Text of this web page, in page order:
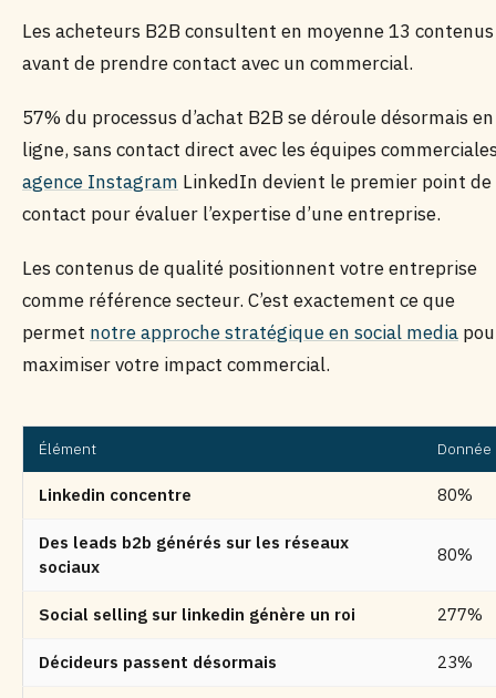
Les acheteurs B2B consultent en moyenne 13 contenus
avant de prendre contact avec un commercial.
57% du processus d’achat B2B se déroule désormais en
ligne, sans contact direct avec les équipes
agence Instagram LinkedIn devient le premier point de
contact pour évaluer l’expertise d’une entreprise.
Les contenus de qualité positionnent votre entreprise
comme référence secteur. C’est exactement ce que
permet notre approche stratégique en social media
maximiser votre impact commercial.
Élément Donnée
Linkedin concentre 80%
Des leads b2b générés sur les réseaux
sociaux
80%
Social selling sur linkedin génère un roi 277%
Décideurs passent désormais 23%